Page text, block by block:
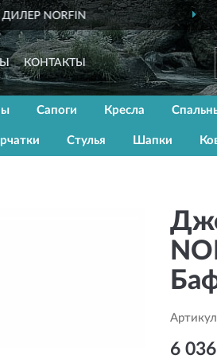
ДОСТАВИМПО ВСЕЙ РОССИИ
КОНТАКТЫ
Сапоги Кресла
Стулья Шапки
6